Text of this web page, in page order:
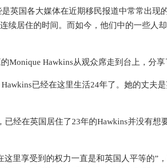
国各大媒体在近期移民报道中常常出现
续居住的时间。而如今，他们中的一些人
Hawkins从观众席走到台上，分享
已经在这里生活24年了。她的丈夫
经在英国居住了23年的Hawkins并没有想
里享受到的权力一直是和英国人平等的”，